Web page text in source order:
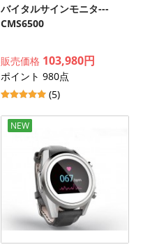
バイタルサインモニタ---
CMS6500
販売価格 103,980円
ポイント 980点
(5)
NEW